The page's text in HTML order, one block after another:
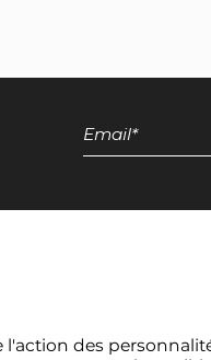
l'action des